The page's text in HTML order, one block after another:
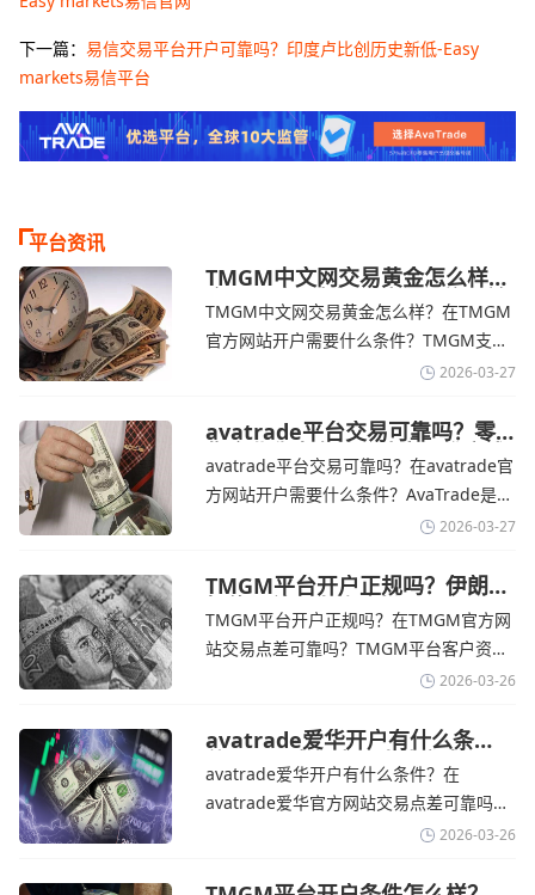
下一篇： 易信交易平台开户可靠吗？印度卢比创历史新低-Easy
markets易信平台
平台资讯
TMGM中文网交易黄金怎么样？
金价下跌，市场评估伊朗停火前
景-TMGM官网
TMGM中文网交易黄金怎么样？在TMGM
官方网站开户需要什么条件？‌‌‌TMGM支持
全球主流的MT4/MT5平台，同时提供功能
险管理工具。通过TMGM官网交易资讯了
解，金价周四回落，受​美元走强和油价上
涨，使通胀担忧保持不变‌对加息的持续预
2026-03-27
avatrade平台交易可靠吗？零
售企业称中东地区冲突正推高成
本avatrade官网
avatrade平台交易可靠吗？在avatrade官
方网站开户需要什么条件？‌‌‌AvaTrade是一
个在交易优势和可靠性两方面都非常均衡
在学习和探索中成长的新手交易者。通过
avatrade官网交易资讯了解，零售企业警
告称，中东地区的冲突正在推高成本，如
2026-03-27
TMGM平台开户正规吗？伊朗仍
拒绝与美国直接谈判-TMGM官
网
TMGM平台开户正规吗？在TMGM官方网
站交易点差可靠吗？‌‌‌TMGM平台客户资金
存放在澳大利亚国民银行等顶级银行的独
TMGM官网交易资讯了解，伊朗外交部长
表示，尽管德黑兰高级官员正在审查美国
结束战争的提议
2026-03-26
avatrade爱华开户有什么条
件？亚洲市场交易喜忧参半-
avatrade爱华官网
avatrade爱华开户有什么条件？在
avatrade爱华官方网站交易点差可靠吗？‌‌‌
avatrade爱华平台的新手可以用很小的成
标准的MT4、MT5，以及自研的
2026-03-26